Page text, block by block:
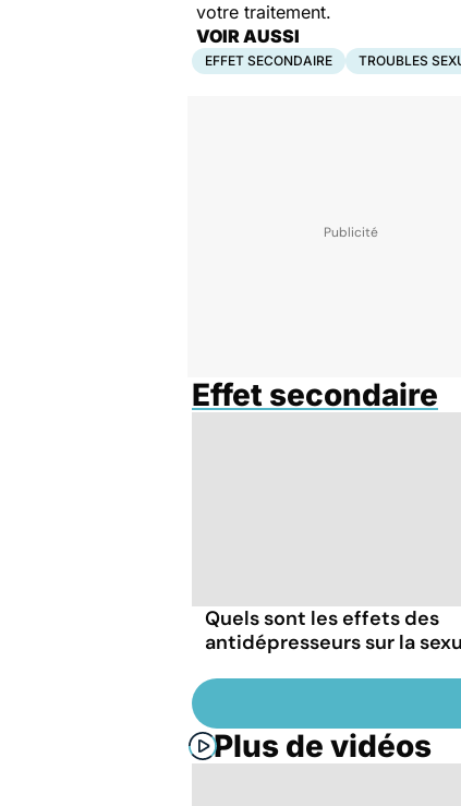
votre traitement.
VOIR AUSSI
EFFET SECONDAIRE TROUBLES
Effet secondaire
Quels sont les effets des
antidépresseurs sur la
Plus de vidéos